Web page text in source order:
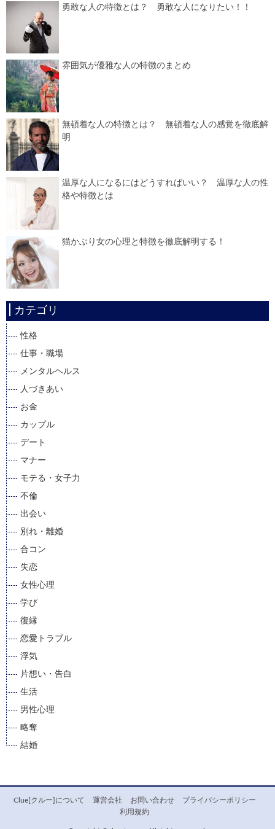
勇敢な人の特徴とは？ 勇敢な人になりたい！！
雰囲気が優雅な人の特徴のまとめ
無頓着な人の特徴とは？ 無頓着な人の感覚を徹底解
明
温厚な人になるにはどうすればいい？ 温厚な人の性
格や特徴とは
猫かぶり女の心理と特徴を徹底解明する！
カテゴリ
性格
仕事・職場
メンタルヘルス
人づきあい
お金
カップル
デート
マナー
モテる・女子力
不倫
出会い
別れ・離婚
合コン
失恋
女性心理
学び
復縁
恋愛トラブル
浮気
片想い・告白
生活
男性心理
略奪
結婚
Clue[クルー]について 運営会社 お問い合わせ
プライバシーポリシー
利用規約